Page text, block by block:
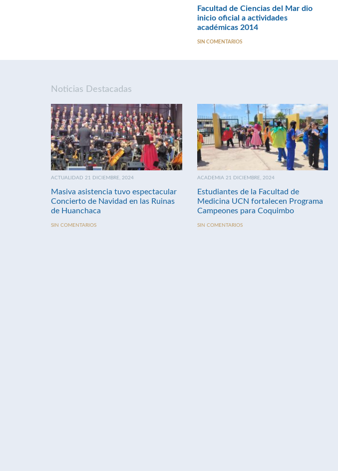
Facultad de Ciencias del Mar dio
inicio oficial a actividades
académicas 2014
SIN COMENTARIOS
Noticias Destacadas
ACTUALIDAD 21 DICIEMBRE, 2024
Masiva asistencia tuvo espectacular
Concierto de Navidad en las Ruinas
de Huanchaca
SIN COMENTARIOS
ACADEMIA 21 DICIEMBRE, 2024
Estudiantes de la Facultad de
Medicina UCN fortalecen Programa
Campeones para Coquimbo
SIN COMENTARIOS